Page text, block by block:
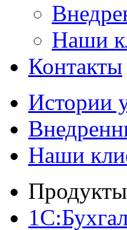
Наши
Контакты
Истории
Наши
Продукты